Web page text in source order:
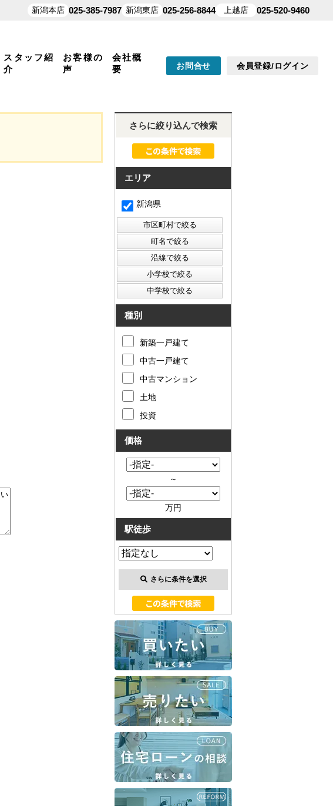
スタッフ紹
介
お客様の
声
会社概
要
お問合せ 会員登録/ログイン
さらに絞り込んで検索
エリア
新潟県
種別
新築一戸建て
中古一戸建て
中古マンション
土地
投資
価格
～
万円
駅徒歩
さらに条件を選択
新潟本店 025-385-7987 新潟東店 025-256-8844 上越店 025-520-9460